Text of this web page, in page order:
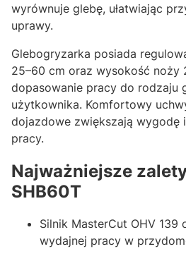
wyrównuje glebę, ułatwiając
uprawy.
Glebogryzarka posiada
25–60 cm oraz wysokość noży
dopasowanie pracy do rodzaju
użytkownika. Komfortowy
dojazdowe zwiększają wygodę
pracy.
Najważniejsze
SHB60T
Silnik MasterCut OHV 139
wydajnej pracy w